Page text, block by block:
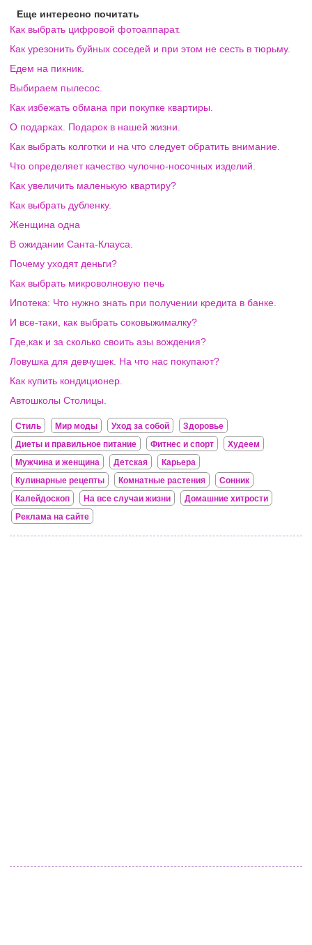
Еще интересно почитать
Как выбрать цифровой фотоаппарат.
Как урезонить буйных соседей и при этом не сесть в тюрьму.
Едем на пикник.
Выбираем пылесос.
Как избежать обмана при покупке квартиры.
О подарках. Подарок в нашей жизни.
Как выбрать колготки и на что следует обратить внимание.
Что определяет качество чулочно-носочных изделий.
Как увеличить маленькую квартиру?
Как выбрать дубленку.
Женщина одна
В ожидании Санта-Клауса.
Почему уходят деньги?
Как выбрать микроволновую печь
Ипотека: Что нужно знать при получении кредита в банке.
И все-таки, как выбрать соковыжималку?
Где,как и за сколько своить азы вождения?
Ловушка для девчушек. На что нас покупают?
Как купить кондиционер.
Автошколы Столицы.
Стиль Мир моды Уход за собой
Здоровье
Диеты и правильное питание
Фитнес и спорт
Худеем
Мужчина и женщина
Детская
Карьера
Кулинарные рецепты
Комнатные растения
Сонник
Калейдоскоп
На все случаи жизни
Домашние хитрости
Реклама на сайте